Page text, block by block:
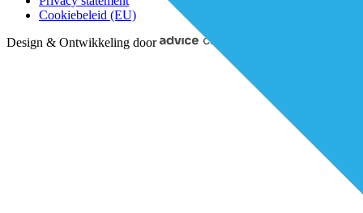
Cookiebeleid (EU)
Design & Ontwikkeling door